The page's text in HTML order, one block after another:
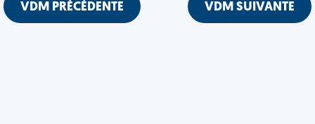
VDM PRÉCÉDENTE VDM SUIVANTE